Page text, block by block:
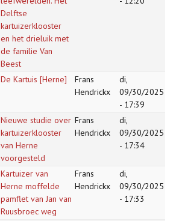
Delftse
kartuizerklooster
en het drieluik met
de familie Van
Beest
De Kartuis [Herne]
Frans
Hendrickx
di,
09/30/2025
- 17:39
Nieuwe studie over
kartuizerklooster
van Herne
voorgesteld
Frans
Hendrickx
di,
09/30/2025
- 17:34
Kartuizer van
Herne moffelde
pamflet van Jan van
Ruusbroec weg
Frans
Hendrickx
di,
09/30/2025
- 17:33